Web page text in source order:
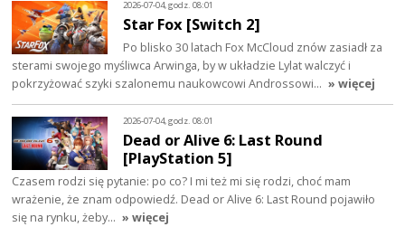
2026-07-04, godz. 08:01
Star Fox [Switch 2]
Po blisko 30 latach Fox McCloud znów zasiadł za
sterami swojego myśliwca Arwinga, by w układzie Lylat walczyć i
pokrzyżować szyki szalonemu naukowcowi Androssowi… » więcej
2026-07-04, godz. 08:01
Dead or Alive 6: Last Round
[PlayStation 5]
Czasem rodzi się pytanie: po co? I mi też mi się rodzi, choć mam
wrażenie, że znam odpowiedź. Dead or Alive 6: Last Round pojawiło
się na rynku, żeby… » więcej